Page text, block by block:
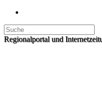
Regionalportal und